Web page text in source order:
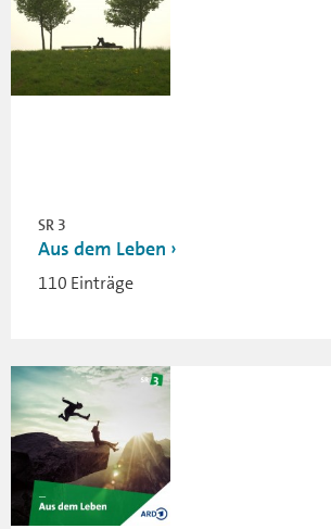
SR 3
Aus dem Leben
110 Einträge